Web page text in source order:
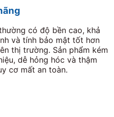
có độ bền cao, khả
và tính bảo mật tốt hơn
thị trường. Sản phẩm kém
dễ hỏng hóc và thậm
cơ mất an toàn.